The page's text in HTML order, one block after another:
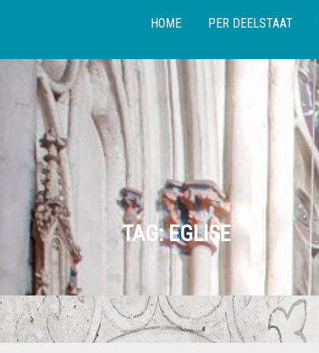
HOME PER DEELSTAAT
TAG:EGLISE